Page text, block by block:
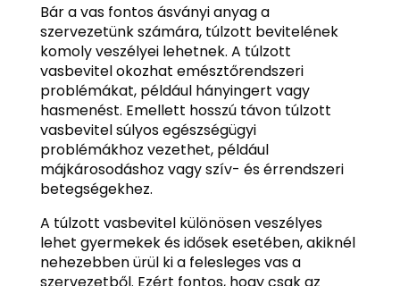
Bár a vas fontos ásványi anyag a
szervezetünk számára, túlzott bevitelének
komoly veszélyei lehetnek. A túlzott
vasbevitel okozhat emésztőrendszeri
problémákat, például hányingert vagy
hasmenést. Emellett hosszú távon túlzott
vasbevitel súlyos egészségügyi
problémákhoz vezethet, például
májkárosodáshoz vagy szív- és érrendszeri
betegségekhez.
A túlzott vasbevitel különösen veszélyes
lehet gyermekek és idősek esetében, akiknél
nehezebben ürül ki a felesleges vas a
szervezetből. Ezért fontos, hogy csak az